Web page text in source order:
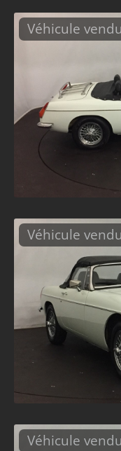
Véhicule vendu
Véhicule vendu
Véhicule vendu